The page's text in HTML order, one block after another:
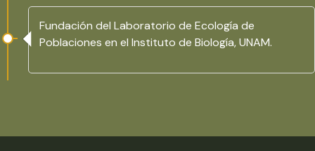
Fundación del Laboratorio de Ecología de
Poblaciones en el Instituto de Biología, UNAM.